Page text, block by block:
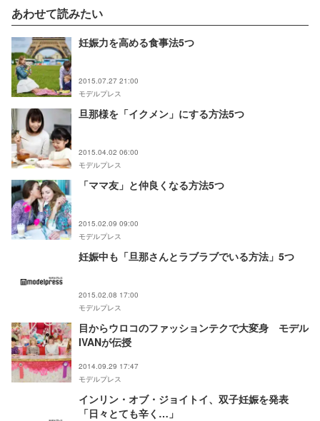
あわせて読みたい
妊娠力を高める食事法5つ
2015.07.27 21:00
モデルプレス
旦那様を「イクメン」にする方法5つ
2015.04.02 06:00
モデルプレス
「ママ友」と仲良くなる方法5つ
2015.02.09 09:00
モデルプレス
妊娠中も「旦那さんとラブラブでいる方法」5つ
2015.02.08 17:00
モデルプレス
目からウロコのファッションテクで大変身 モデル
IVANが伝授
2014.09.29 17:47
モデルプレス
インリン・オブ・ジョイトイ、双子妊娠を発表
「日々とても辛く…」